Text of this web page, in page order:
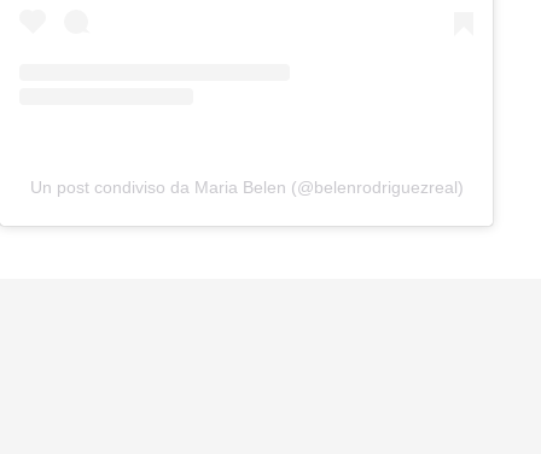
Un post condiviso da Maria Belen (@belenrodriguezreal)